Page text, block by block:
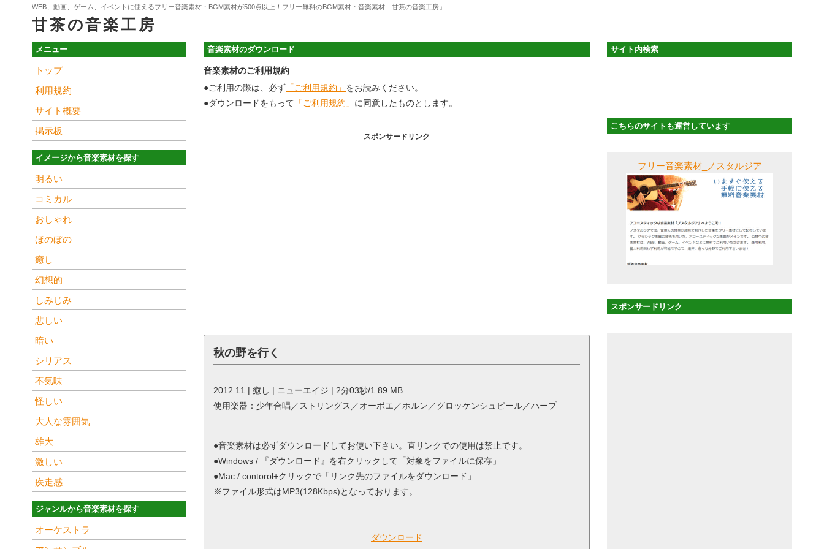
WEB、動画、ゲーム、イベントに使えるフリー音楽素材・BGM素材が500点以上！フリー無料のBGM素材・音楽素材「甘茶の音楽工房」
甘茶の音楽工房
メニュー
トップ
利用規約
サイト概要
掲示板
イメージから音楽素材を探す
明るい
コミカル
おしゃれ
ほのぼの
癒し
幻想的
しみじみ
悲しい
暗い
シリアス
不気味
怪しい
大人な雰囲気
雄大
激しい
疾走感
ジャンルから音楽素材を探す
オーケストラ
音楽素材のダウンロード
音楽素材のご利用規約
●ご利用の際は、必ず 「ご利用規約」 をお読みください。
●ダウンロードをもって 「ご利用規約」 に同意したものとします。
スポンサードリンク
秋の野を行く
2012.11 | 癒し | ニューエイジ | 2分03秒/1.89 MB
使用楽器：少年合唱／ストリングス／オーボエ／ホルン／グロッケンシュピール／ハープ
●音楽素材は必ずダウンロードしてお使い下さい。直リンクでの使用は禁止です。
●Windows / 『ダウンロード』を右クリックして「対象をファイルに保存」
●Mac / contorol+クリックで「リンク先のファイルをダウンロード」
※ファイル形式はMP3(128Kbps)となっております。
ダウンロード
サイト内検索
こちらのサイトも運営しています
フリー音楽素材_ノスタルジア
スポンサードリンク